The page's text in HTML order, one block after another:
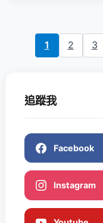
1 2 3
追蹤我
Facebook
Instagram